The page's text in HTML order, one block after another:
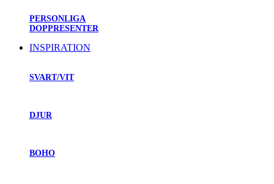
PERSONLIGA
DOPPRESENTER
INSPIRATION
SVART/VIT
DJUR
BOHO